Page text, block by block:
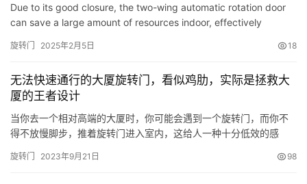
Due to its good closure, the two-wing automatic rotation door
can save a large amount of resources indoor, effectively
旋转门 2025年2月5日 18
无法快速通行的大厦旋转门，看似鸡肋，实际是拯救大
厦的王者设计
当你去一个相对高端的大厦时，你可能会遇到一个旋转门，而你不
得不放慢脚步，推着旋转门进入室内，这给人一种十分低效的感
里，但是很少有人会去使用。 有一项统计发现，当旋转门的两侧出
旋转门 2023年9月21日 98